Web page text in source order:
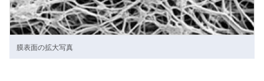
膜表面の拡大写真